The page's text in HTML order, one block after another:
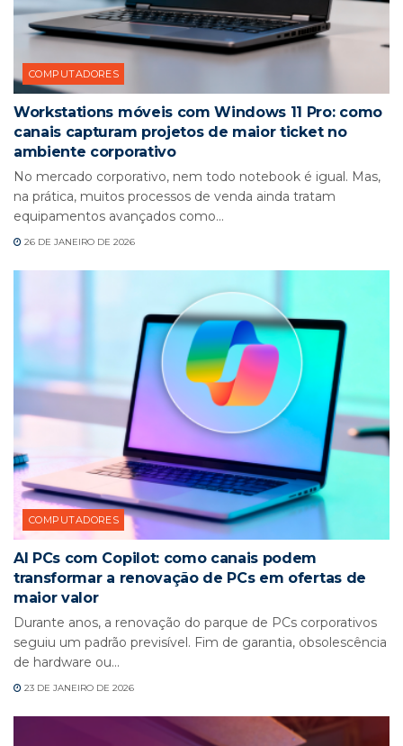
COMPUTADORES
Workstations móveis com Windows 11 Pro: como
canais capturam projetos de maior ticket no
ambiente corporativo
No mercado corporativo, nem todo notebook é igual. Mas,
na prática, muitos processos de venda ainda tratam
equipamentos avançados como...
26 DE JANEIRO DE 2026
COMPUTADORES
AI PCs com Copilot: como canais podem
transformar a renovação de PCs em ofertas de
maior valor
Durante anos, a renovação do parque de PCs corporativos
seguiu um padrão previsível. Fim de garantia, obsolescência
de hardware ou...
23 DE JANEIRO DE 2026